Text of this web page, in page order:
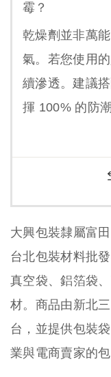
霉？
乾燥劑並非萬
氣。若您使用
續滲透。建議
揮 100% 的防潮
大興包裝隸屬富
台北包裝材料批
真空袋、鋁箔袋
材。商品由新北
台，並提供包裝
業與電商賣家的包